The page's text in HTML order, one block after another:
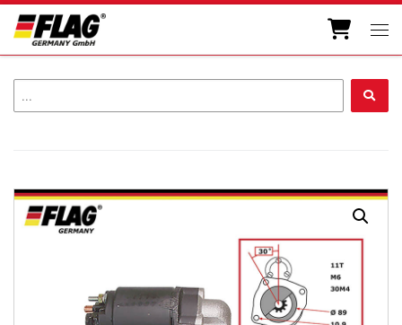
Zum Inhalt springen